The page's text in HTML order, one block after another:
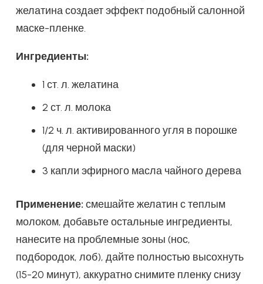
желатина создает эффект подобный салонной
маске-пленке.
Ингредиенты:
1 ст. л. желатина
2 ст. л. молока
1/2 ч. л. активированного угля в порошке
(для черной маски)
3 капли эфирного масла чайного дерева
Применение: смешайте желатин с теплым
молоком, добавьте остальные ингредиенты,
нанесите на проблемные зоны (нос,
подбородок, лоб), дайте полностью высохнуть
(15-20 минут), аккуратно снимите пленку снизу